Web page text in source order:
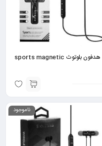
هدفون بلوتوث sports magnetic
ناموجود